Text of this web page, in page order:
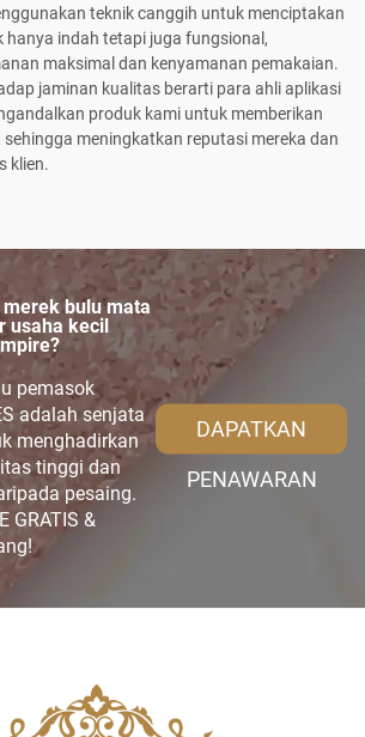
teknik canggih untuk menciptakan
hanya indah tetapi juga fungsional,
maksimal dan kenyamanan pemakaian.
jaminan kualitas berarti para ahli aplikasi
produk kami untuk memberikan
sehingga meningkatkan reputasi mereka dan
klien.
bulu mata
usaha kecil
pemasok
adalah senjata
menghadirkan
tinggi dan
pesaing.
GRATIS &
DAPATKAN
PENAWARAN